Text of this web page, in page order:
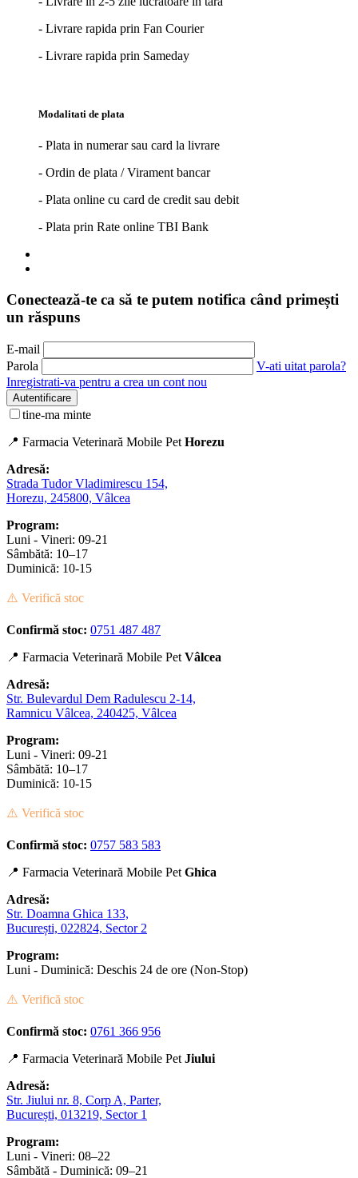
- Livrare rapida prin Fan Courier
- Livrare rapida prin Sameday
Modalitati de plata
- Plata in numerar sau card la livrare
- Ordin de plata / Virament bancar
- Plata online cu card de credit sau debit
- Plata prin Rate online TBI Bank
Conectează-te ca să te putem notifica când primești
un răspuns
E-mail
Parola
V-ati uitat parola?
Inregistrati-va pentru a crea un cont nou
Autentificare
tine-ma minte
📍 Farmacia Veterinară Mobile Pet Horezu
Adresă:
Strada Tudor Vladimirescu 154,
Horezu, 245800, Vâlcea
Program:
Luni - Vineri: 09-21
Sâmbătă: 10–17
Duminică: 10-15
⚠️ Verifică stoc
Confirmă stoc: 0751 487 487
📍 Farmacia Veterinară Mobile Pet Vâlcea
Adresă:
Str. Bulevardul Dem Radulescu 2-14,
Ramnicu Vâlcea, 240425, Vâlcea
Program:
Luni - Vineri: 09-21
Sâmbătă: 10–17
Duminică: 10-15
⚠️ Verifică stoc
Confirmă stoc: 0757 583 583
📍 Farmacia Veterinară Mobile Pet Ghica
Adresă:
Str. Doamna Ghica 133,
București, 022824, Sector 2
Program:
Luni - Duminică: Deschis 24 de ore (Non-Stop)
⚠️ Verifică stoc
Confirmă stoc: 0761 366 956
📍 Farmacia Veterinară Mobile Pet Jiului
Adresă:
Str. Jiului nr. 8, Corp A, Parter,
București, 013219, Sector 1
Program:
Luni - Vineri: 08–22
Sâmbătă - Duminică: 09–21